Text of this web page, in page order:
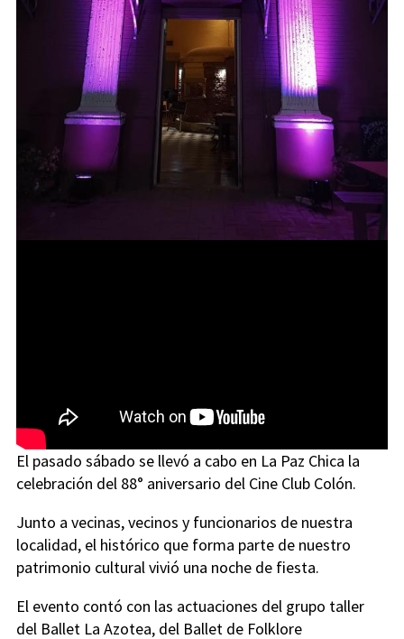
El pasado sábado se llevó a cabo en La Paz Chica la
celebración del 88° aniversario del Cine Club Colón.
Junto a vecinas, vecinos y funcionarios de nuestra
localidad, el histórico que forma parte de nuestro
patrimonio cultural vivió una noche de fiesta.
El evento contó con las actuaciones del grupo taller
del Ballet La Azotea, del Ballet de Folklore